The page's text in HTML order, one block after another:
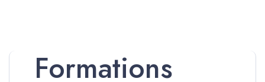
Formations